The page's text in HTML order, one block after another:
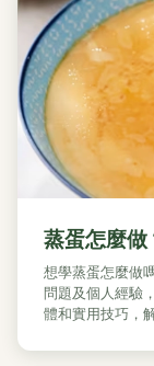
蒸蛋怎麼
想學蒸蛋怎麼做
問題及個人經驗
體和實用技巧，